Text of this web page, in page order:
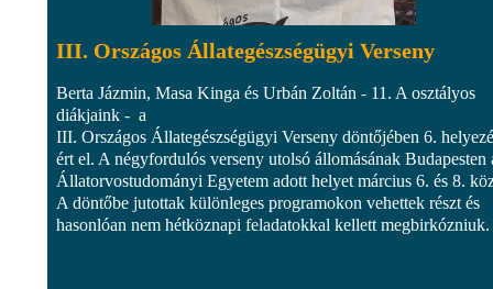
III. Országos Állategészségügyi Verseny
Berta Jázmin, Masa Kinga és Urbán Zoltán - 11. A osztályos
diákjaink - a
III. Országos Állategészségügyi Verseny döntőjében 6.
ért el. A négyfordulós verseny utolsó állomásának Budapesten
Állatorvostudományi Egyetem adott helyet március 6. és 8.
A döntőbe jutottak különleges programokon vehettek részt és
hasonlóan nem hétköznapi feladatokkal kellett megbirkózniuk.